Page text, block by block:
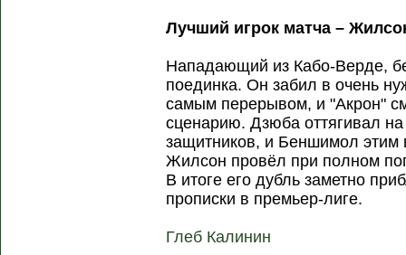
Лучший игрок матча –
Нападающий из Кабо-Верде,
поединка. Он забил в очень
самым перерывом, и "Акрон"
сценарию. Дзюба оттягивал
защитников, и Беншимол этим
Жилсон провёл при полном
В итоге его дубль заметно
прописки в премьер-лиге.
Глеб Калинин